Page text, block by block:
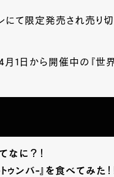
にて限定発売され売り
月1日から開催中の『世
なに？！
ンバ-』を食べてみた！